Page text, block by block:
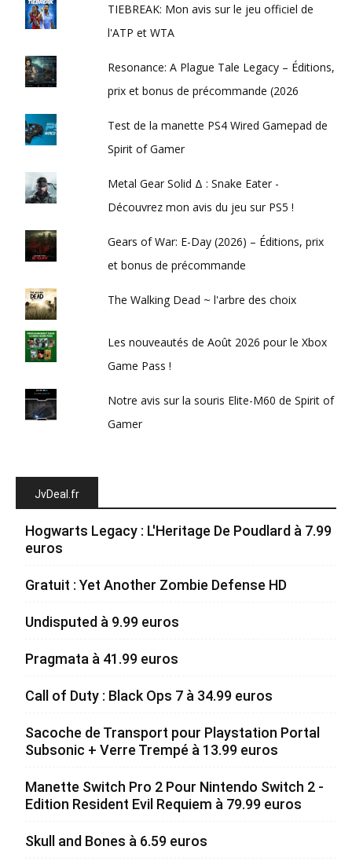
TIEBREAK: Mon avis sur le jeu officiel de
l'ATP et WTA
Resonance: A Plague Tale Legacy – Éditions,
prix et bonus de précommande (2026
Test de la manette PS4 Wired Gamepad de
Spirit of Gamer
Metal Gear Solid Δ : Snake Eater -
Découvrez mon avis du jeu sur PS5 !
Gears of War: E-Day (2026) – Éditions, prix
et bonus de précommande
The Walking Dead ~ l'arbre des choix
Les nouveautés de Août 2026 pour le Xbox
Game Pass !
Notre avis sur la souris Elite-M60 de Spirit of
Gamer
JvDeal.fr
Hogwarts Legacy : L'Heritage De Poudlard à 7.99
euros
Gratuit : Yet Another Zombie Defense HD
Undisputed à 9.99 euros
Pragmata à 41.99 euros
Call of Duty : Black Ops 7 à 34.99 euros
Sacoche de Transport pour Playstation Portal
Subsonic + Verre Trempé à 13.99 euros
Manette Switch Pro 2 Pour Nintendo Switch 2 -
Edition Resident Evil Requiem à 79.99 euros
Skull and Bones à 6.59 euros